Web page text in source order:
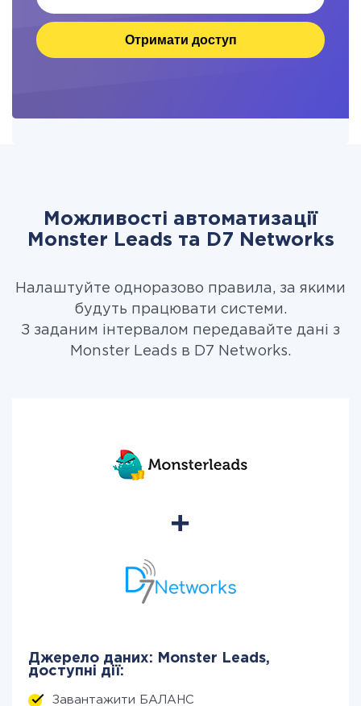
Отримати доступ
Можливості автоматизації
Monster Leads та D7 Networks
Налаштуйте одноразово правила, за якими
будуть працювати системи.
З заданим інтервалом передавайте дані з
Monster Leads в D7 Networks.
Джерело даних: Monster Leads,
доступні дії:
Завантажити БАЛАНС